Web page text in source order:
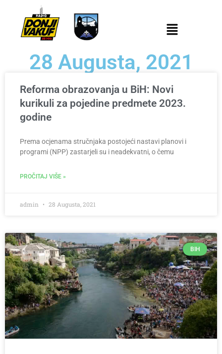
28 Augusta, 2021
Reforma obrazovanja u BiH: Novi
kurikuli za pojedine predmete 2023.
godine
Prema ocjenama stručnjaka postojeći nastavi planovi i
programi (NPP) zastarjeli su i neadekvatni, o čemu
PROČITAJ VIŠE »
admin 28 Augusta, 2021
BIH